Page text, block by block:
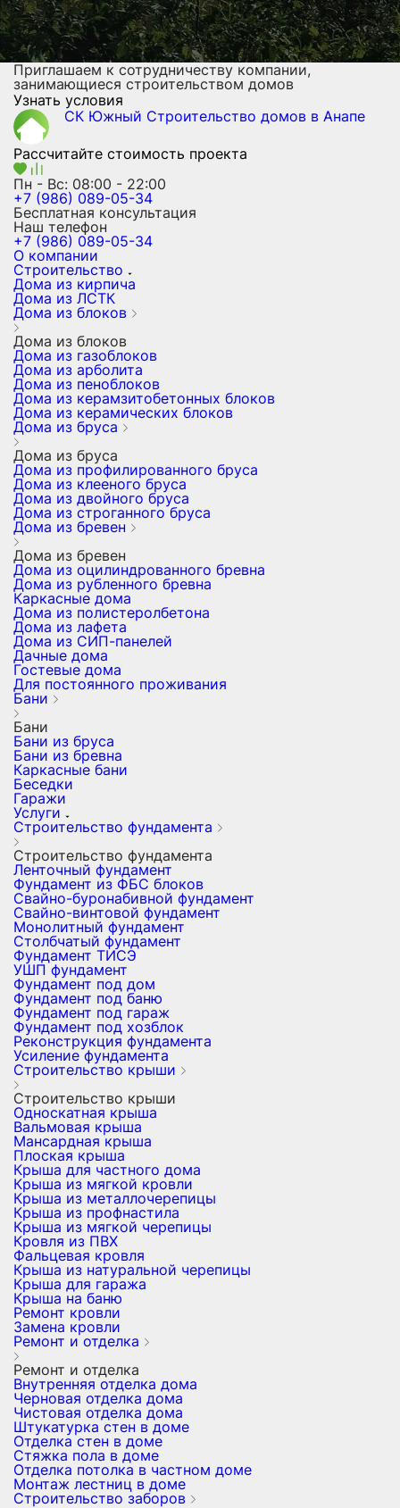
Приглашаем к сотрудничеству компании,
занимающиеся строительством домов
Узнать условия
СК Южный Строительство домов в Анапе
Рассчитайте стоимость проекта
Пн - Вс: 08:00 - 22:00
+7 (986) 089-05-34
Бесплатная консультация
Наш телефон
+7 (986) 089-05-34
О компании
Строительство
Дома из кирпича
Дома из ЛСТК
Дома из блоков
Дома из блоков
Дома из газоблоков
Дома из арболита
Дома из пеноблоков
Дома из керамзитобетонных блоков
Дома из керамических блоков
Дома из бруса
Дома из бруса
Дома из профилированного бруса
Дома из клееного бруса
Дома из двойного бруса
Дома из строганного бруса
Дома из бревен
Дома из бревен
Дома из оцилиндрованного бревна
Дома из рубленного бревна
Каркасные дома
Дома из полистеролбетона
Дома из лафета
Дома из СИП-панелей
Дачные дома
Гостевые дома
Для постоянного проживания
Бани
Бани
Бани из бруса
Бани из бревна
Каркасные бани
Беседки
Гаражи
Услуги
Строительство фундамента
Строительство фундамента
Ленточный фундамент
Фундамент из ФБС блоков
Свайно-буронабивной фундамент
Свайно-винтовой фундамент
Монолитный фундамент
Столбчатый фундамент
Фундамент ТИСЭ
УШП фундамент
Фундамент под дом
Фундамент под баню
Фундамент под гараж
Фундамент под хозблок
Реконструкция фундамента
Усиление фундамента
Строительство крыши
Строительство крыши
Односкатная крыша
Вальмовая крыша
Мансардная крыша
Плоская крыша
Крыша для частного дома
Крыша из мягкой кровли
Крыша из металлочерепицы
Крыша из профнастила
Крыша из мягкой черепицы
Кровля из ПВХ
Фальцевая кровля
Крыша из натуральной черепицы
Крыша для гаража
Крыша на баню
Ремонт кровли
Замена кровли
Ремонт и отделка
Ремонт и отделка
Внутренняя отделка дома
Черновая отделка дома
Чистовая отделка дома
Штукатурка стен в доме
Отделка стен в доме
Стяжка пола в доме
Отделка потолка в частном доме
Монтаж лестниц в доме
Строительство заборов